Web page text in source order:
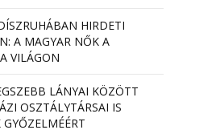
HIRDETI
A MAGYAR NŐK A
VILÁGON
LÁNYAI KÖZÖTT
OSZTÁLYTÁRSAI IS